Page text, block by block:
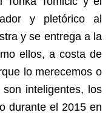
y pletórico al
y se entrega a la
ellos, a costa de
lo merecemos o
inteligentes, los
durante el 2015 en